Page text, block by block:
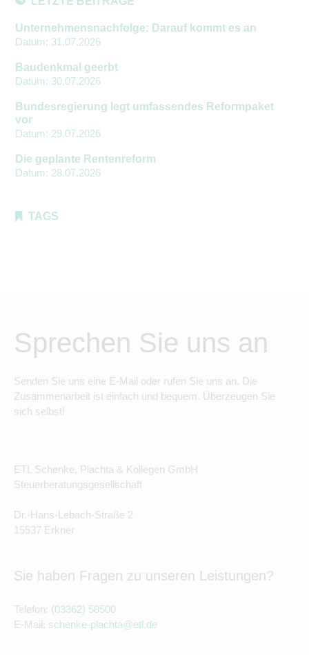
Unternehmensnachfolge: Darauf kommt es an
Datum: 31.07.2026
Baudenkmal geerbt
Datum: 30.07.2026
Bundesregierung legt umfassendes Reformpaket
vor
Datum: 29.07.2026
Die geplante Rentenreform
Datum: 28.07.2026
TAGS
Sprechen Sie uns an
Senden Sie uns eine E-Mail oder rufen Sie uns an. Die
Zusammenarbeit ist einfach und bequem. Überzeugen Sie
sich selbst!
ETL Schenke, Plachta & Kollegen GmbH
Steuerberatungsgesellschaft
Dr.-Hans-Lebach-Straße 2
15537 Erkner
Sie haben Fragen zu unseren Leistungen?
Telefon: (03362) 58500
E-Mail: schenke-plachta@etl.de